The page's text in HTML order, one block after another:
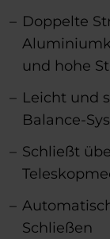
Doppelte
und hohe
Leicht und
Balance-
Schließt
Schließen